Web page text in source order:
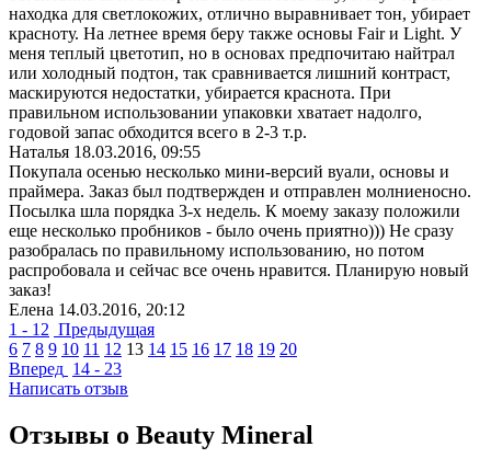
находка для светлокожих, отлично выравнивает тон, убирает
красноту. На летнее время беру также основы Fair и Light. У
меня теплый цветотип, но в основах предпочитаю найтрал
или холодный подтон, так сравнивается лишний контраст,
маскируются недостатки, убирается краснота. При
правильном использовании упаковки хватает надолго,
годовой запас обходится всего в 2-3 т.р.
Наталья 18.03.2016, 09:55
Покупала осенью несколько мини-версий вуали, основы и
праймера. Заказ был подтвержден и отправлен молниеносно.
Посылка шла порядка 3-х недель. К моему заказу положили
еще несколько пробников - было очень приятно))) Не сразу
разобралась по правильному использованию, но потом
распробовала и сейчас все очень нравится. Планирую новый
заказ!
Елена 14.03.2016, 20:12
1 - 12 Предыдущая
6 7 8 9 10 11 12 13 14 15 16 17 18 19 20
Вперед 14 - 23
Написать отзыв
Отзывы о Beauty Mineral